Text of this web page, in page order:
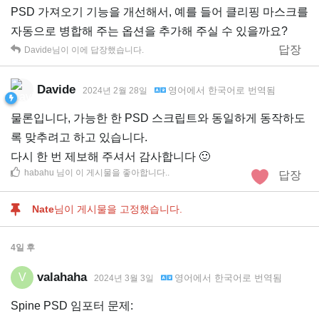
PSD 가져오기 기능을 개선해서, 예를 들어 클리핑 마스크를
자동으로 병합해 주는 옵션을 추가해 주실 수 있을까요?
답장
Davide님이 이에 답장했습니다.
Davide 2024년 2월 28일 영어 에서 한국어 로 번역됨
물론입니다, 가능한 한 PSD 스크립트와 동일하게 동작하도
록 맞추려고 하고 있습니다.
다시 한 번 제보해 주셔서 감사합니다 🙂
답장
habahu 님이 이 게시물을 좋아합니다..
Nate님이 게시물을 고정했습니다.
4일 후
V valahaha 2024년 3월 3일 영어 에서 한국어 로 번역됨
Spine PSD 임포터 문제: